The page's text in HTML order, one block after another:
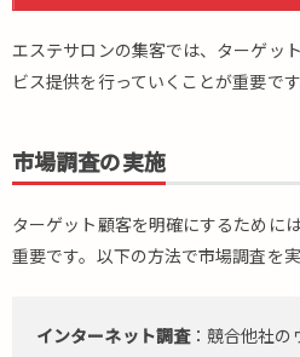
顧
の
特
よ
る
サ
ビ
供
エステサロンの集客では、ターゲッ
ビス提供を行っていくことが重要です
市場調査の実施
ターゲット顧客を明確にするために
重要です。以下の方法で市場調査を実
インターネット調査：競合他社の